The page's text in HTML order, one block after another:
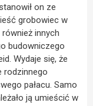
on ze
grobowiec w
innych
budowniczego
Wydaje się, że
rodzinnego
pałacu. Samo
ją umieścić w